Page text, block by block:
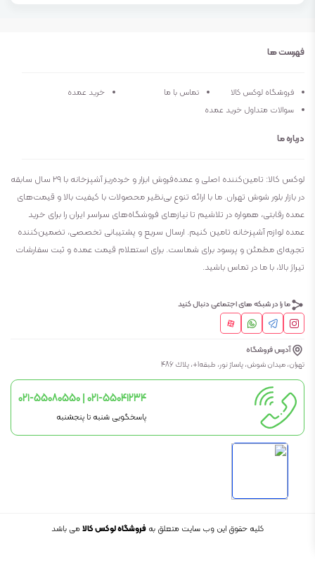
فهرست ها
فروشگاه لوکس کالا تماس با ما
خرید عمده
سوالات متداول خرید عمده
درباره ما
لوکس کالا: تامین‌کننده اصلی و عمده‌فروش ابزار و خرده‌ریز آشپزخانه با ۲۹ سال سابقه
در بازار بلور شوش تهران. ما با ارائه تنوع بی‌نظیر محصولات با کیفیت بالا و قیمت‌های
عمده رقابتی، همواره در تلاشیم تا نیازهای فروشگاه‌های سراسر ایران را برای خرید
عمده لوازم آشپزخانه تامین کنیم. ارسال سریع و پشتیبانی تخصصی، تضمین‌کننده
تجربه‌ای مطمئن و پرسود برای شماست. برای استعلام قیمت عمده و ثبت سفارشات
تیراژ بالا، با ما در تماس باشید.
ما را در شبکه های اجتماعی دنبال کنید
آدرس فروشگاه
تهران، ميدان شوش، پاساژ نور، طبقه1+، پلاك 486
021-55080550 | 021-55041234
پاسخگویی شنبه تا پنجشنبه
کلیه حقوق این وب سایت متعلق به فروشگاه لوکس کالامی باشد